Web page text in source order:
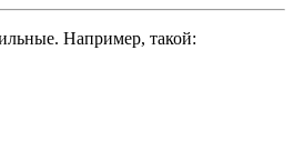
Например, такой: